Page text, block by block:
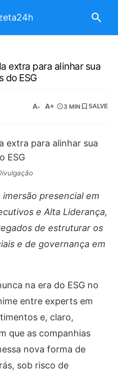
extra para alinhar sua
do ESG
A- A+ 3 MIN SALVE
imersão presencial em
e Alta Liderança,
de estruturar os
e de governança em
na era do ESG no
entre experts em
e, claro,
que as companhias
nova forma de
sob risco de